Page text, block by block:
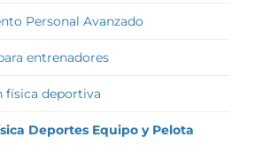
Personal Avanzado
entrenadores
física deportiva
Deportes Equipo y Pelota